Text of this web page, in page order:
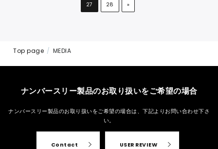
27 28 »
Top page MEDIA
ナンバースリー製品のお取り扱いをご希望の場合
ナンバースリー製品のお取り扱いをご希望の場合は、 下記よりお問い合わせ下さ
い。
Contact USER REVIEW